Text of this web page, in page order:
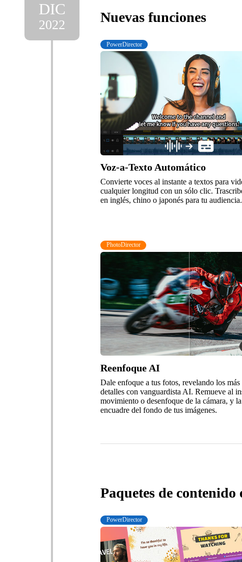
DIC
2022 Nuevas funciones
PowerDirector
Voz-a-Texto Automático
Convierte voces al instante a textos para
cualquier longitud con un sólo clic.
en inglés, chino o japonés para tu audiencia.
PhotoDirector
Reenfoque AI
Dale enfoque a tus fotos, revelando los
detalles con vanguardista AI. Remueve al
movimiento o desenfoque de la cámara, y
encuadre del fondo de tus imágenes.
Paquetes de contenido
PowerDirector